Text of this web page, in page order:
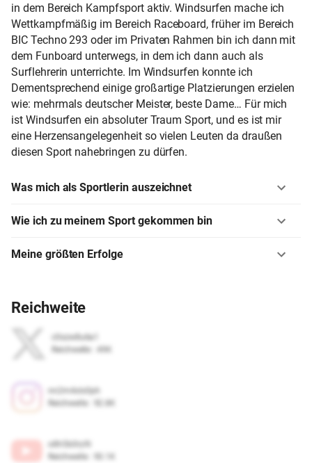
in dem Bereich Kampfsport aktiv. Windsurfen mache ich
Wettkampfmäßig im Bereich Raceboard, früher im Bereich
BIC Techno 293 oder im Privaten Rahmen bin ich dann mit
dem Funboard unterwegs, in dem ich dann auch als
Surflehrerin unterrichte. Im Windsurfen konnte ich
Dementsprechend einige großartige Platzierungen erzielen
wie: mehrmals deutscher Meister, beste Dame… Für mich
ist Windsurfen ein absoluter Traum Sport, und es ist mir
eine Herzensangelegenheit so vielen Leuten da draußen
diesen Sport nahebringen zu dürfen.
Was mich als Sportlerin auszeichnet
Wie ich zu meinem Sport gekommen bin
Meine größten Erfolge
Reichweite
c0szw8u6a1
Reichweite
nn2m4xlx0ph
Reichweite
Reichweite